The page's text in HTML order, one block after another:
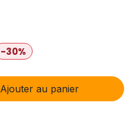
-30%
Ajouter au panier